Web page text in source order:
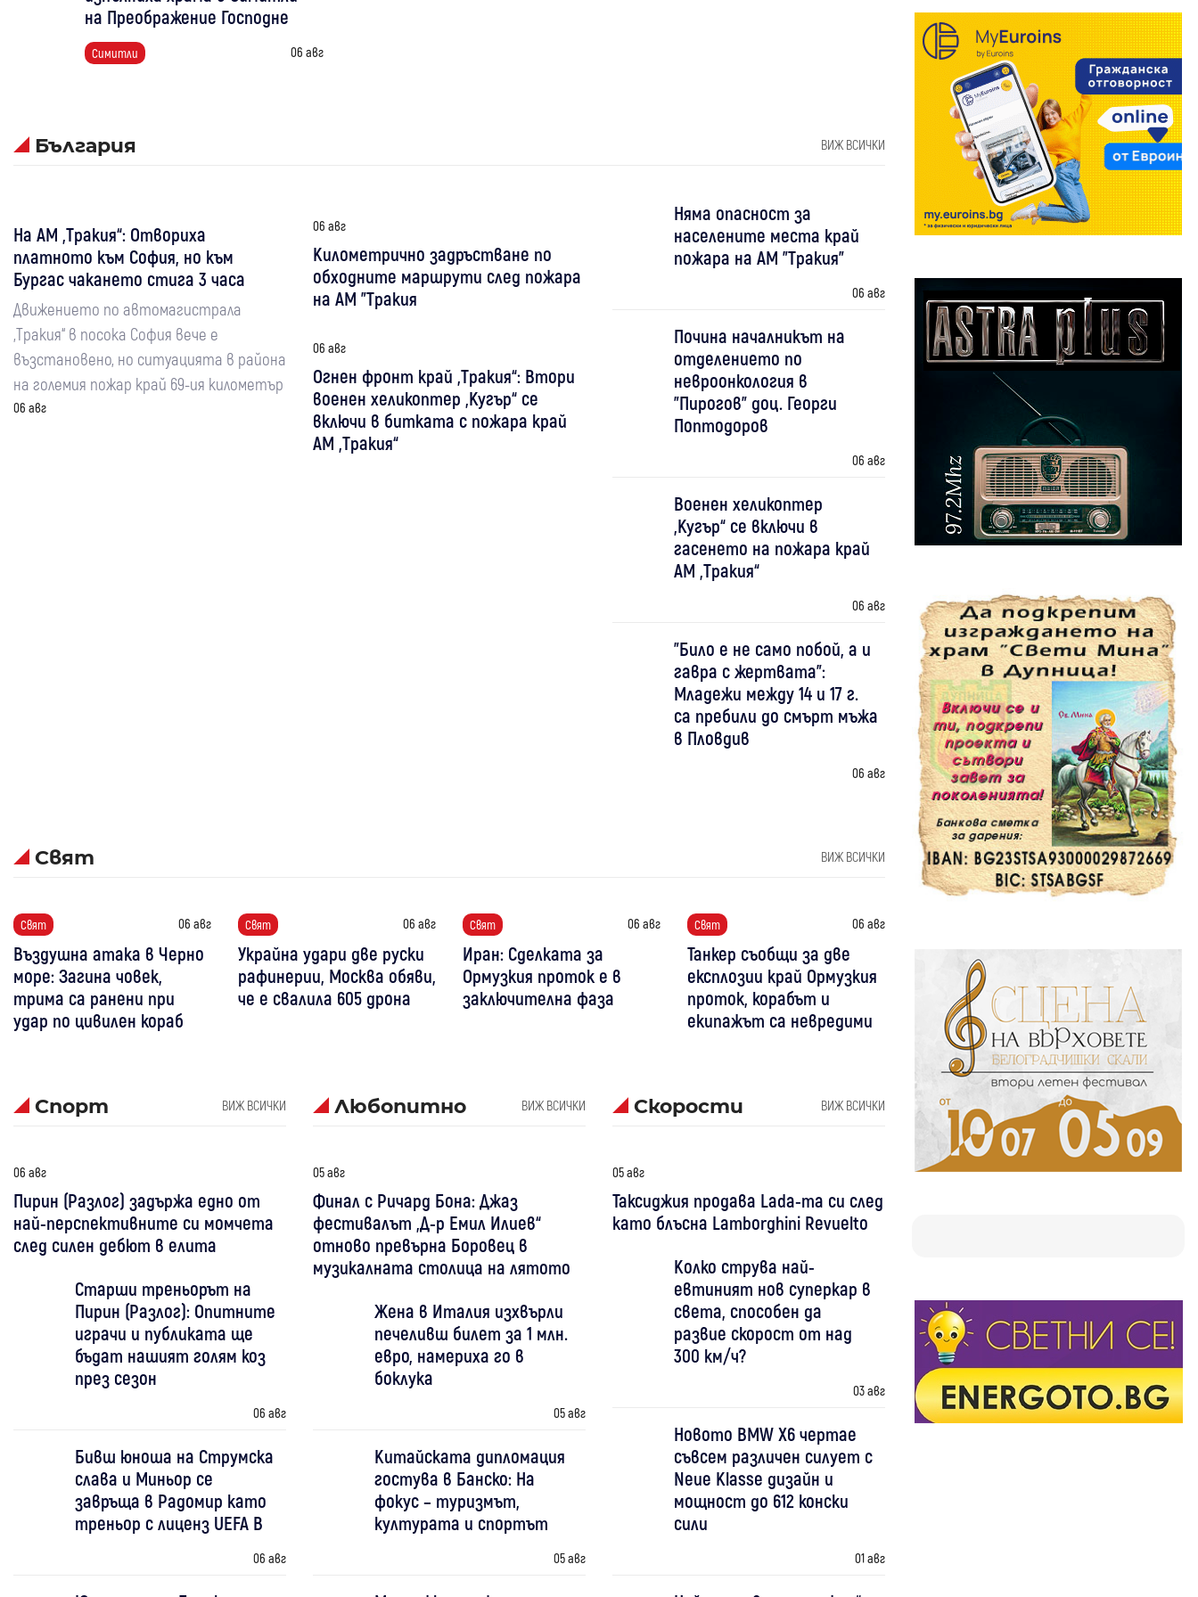
на Преображение Господне
Симитли 06 авг
България ВИЖ ВСИЧКИ
На АМ „Тракия“: Отвориха
платното към София, но към
Бургас чакането стига 3 часа
Движението по автомагистрала
„Тракия“ в посока София вече е
възстановено, но ситуацията в района
на големия пожар край 69-ия километър
06 авг
06 авг
Километрично задръстване по
обходните маршрути след пожара
на АМ "Тракия
06 авг
Огнен фронт край „Тракия“: Втори
военен хеликоптер „Кугър“ се
включи в битката с пожара край
АМ „Тракия“
Няма опасност за
населените места край
пожара на АМ "Тракия"
06 авг
Почина началникът на
отделението по
невроонкология в
"Пирогов" доц. Георги
Поптодоров
06 авг
Военен хеликоптер
„Кугър“ се включи в
гасенето на пожара край
АМ „Тракия“
06 авг
"Било е не само побой, а и
гавра с жертвата":
Младежи между 14 и 17 г.
са пребили до смърт мъжа
в Пловдив
06 авг
Свят ВИЖ ВСИЧКИ
Свят 06 авг
Въздушна атака в Черно
море: Загина човек,
трима са ранени при
удар по цивилен кораб
Свят 06 авг
Украйна удари две руски
рафинерии, Москва обяви,
че е свалила 605 дрона
Свят 06 авг
Иран: Сделката за
Ормузкия проток е в
заключителна фаза
Свят 06 авг
Танкер съобщи за две
експлозии край Ормузкия
проток, корабът и
екипажът са невредими
Спорт ВИЖ ВСИЧКИ
06 авг
Пирин (Разлог) задържа едно от
най-перспективните си момчета
след силен дебют в елита
Старши треньорът на
Пирин (Разлог): Опитните
играчи и публиката ще
бъдат нашият голям коз
през сезон
06 авг
Бивш юноша на Струмска
слава и Миньор се
завръща в Радомир като
треньор с лиценз UEFA B
06 авг
Любопитно ВИЖ ВСИЧКИ
05 авг
Финал с Ричард Бона: Джаз
фестивалът „Д-р Емил Илиев“
отново превърна Боровец в
музикалната столица на лятото
Жена в Италия изхвърли
печеливш билет за 1 млн.
евро, намериха го в
боклука
05 авг
Китайската дипломация
гостува в Банско: На
фокус – туризмът,
културата и спортът
05 авг
Скорости ВИЖ ВСИЧКИ
05 авг
Таксиджия продава Lada-та си след
като блъсна Lamborghini Revuelto
Колко струва най-
евтиният нов суперкар в
света, способен да
развие скорост от над
300 км/ч?
03 авг
Новото BMW X6 чертае
съвсем различен силует с
Neue Klasse дизайн и
мощност до 612 конски
сили
01 авг